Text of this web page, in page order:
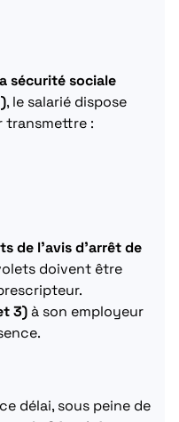
sécurité sociale
, le salarié dispose
transmettre :
de l’avis d’arrêt de
doivent être
3)à son employeur
délai, sous peine de